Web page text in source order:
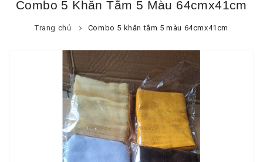
Combo 5 Khăn Tắm 5 Màu 64cmx41cm
Trang chủ Combo 5 khăn tắm 5 màu 64cmx41cm